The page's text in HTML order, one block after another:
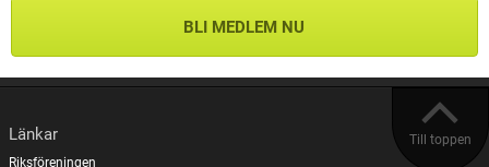
BLI MEDLEM NU
Till toppen
Länkar
Riksföreningen